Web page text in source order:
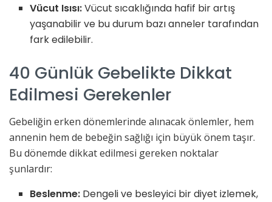
Vücut Isısı:Vücut sıcaklığında hafif bir artış
yaşanabilir ve bu durum bazı anneler tarafından
fark edilebilir.
40 Günlük Gebelikte Dikkat
Edilmesi Gerekenler
Gebeliğin erken dönemlerinde alınacak önlemler, hem
annenin hem de bebeğin sağlığı için büyük önem taşır.
Bu dönemde dikkat edilmesi gereken noktalar
şunlardır:
Beslenme: Dengeli ve besleyici bir diyet izlemek,